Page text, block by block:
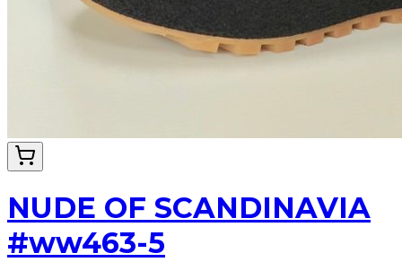
NUDE OF SCANDINAVIA
#ww463-5